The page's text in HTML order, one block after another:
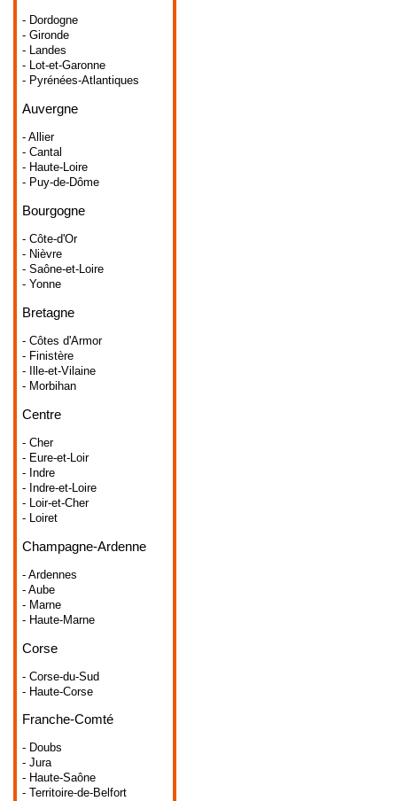
- Dordogne
- Gironde
- Landes
- Lot-et-Garonne
- Pyrénées-Atlantiques
Auvergne
- Allier
- Cantal
- Haute-Loire
- Puy-de-Dôme
Bourgogne
- Côte-d'Or
- Nièvre
- Saône-et-Loire
- Yonne
Bretagne
- Côtes d'Armor
- Finistère
- Ille-et-Vilaine
- Morbihan
Centre
- Cher
- Eure-et-Loir
- Indre
- Indre-et-Loire
- Loir-et-Cher
- Loiret
Champagne-Ardenne
- Ardennes
- Aube
- Marne
- Haute-Marne
Corse
- Corse-du-Sud
- Haute-Corse
Franche-Comté
- Doubs
- Jura
- Haute-Saône
- Territoire-de-Belfort